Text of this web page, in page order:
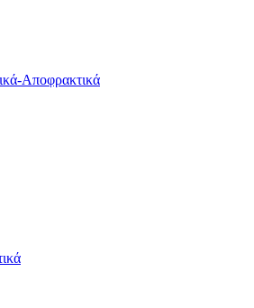
Αποφρακτικά